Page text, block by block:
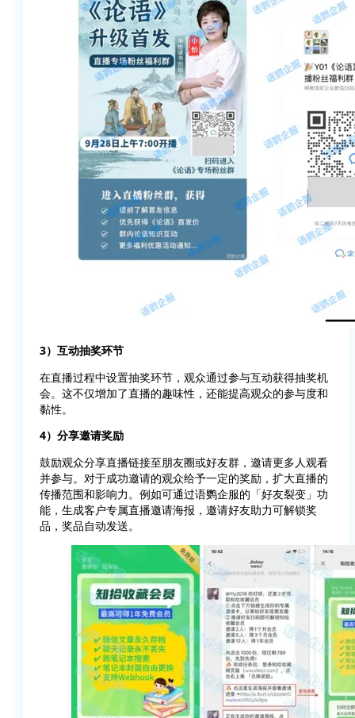
3）互动抽奖环节
在直播过程中设置抽奖环节，观众通过参与互动获得抽奖机
会。这不仅增加了直播的趣味性，还能提高观众的参与度和
黏性。
4）分享邀请奖励
鼓励观众分享直播链接至朋友圈或好友群，邀请更多人观看
并参与。对于成功邀请的观众给予一定的奖励，扩大直播的
传播范围和影响力。例如可通过语鹦企服的「好友裂变」功
能，生成客户专属直播邀请海报，邀请好友助力可解锁奖
品，奖品自动发送。